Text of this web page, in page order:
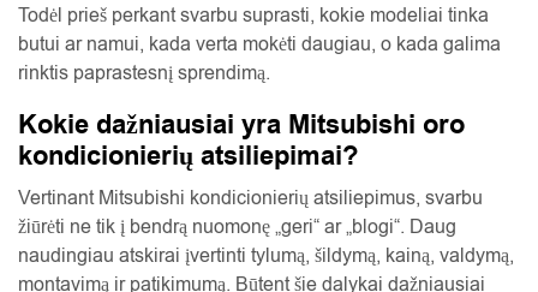
Todėl prieš perkant svarbu suprasti, kokie modeliai tinka
butui ar namui, kada verta mokėti daugiau, o kada galima
rinktis paprastesnį sprendimą.
Kokie dažniausiai yra Mitsubishi oro
kondicionierių atsiliepimai?
Vertinant Mitsubishi kondicionierių atsiliepimus, svarbu
žiūrėti ne tik į bendrą nuomonę „geri“ ar „blogi“. Daug
naudingiau atskirai įvertinti tylumą, šildymą, kainą, valdymą,
montavimą ir patikimumą. Būtent šie dalykai dažniausiai